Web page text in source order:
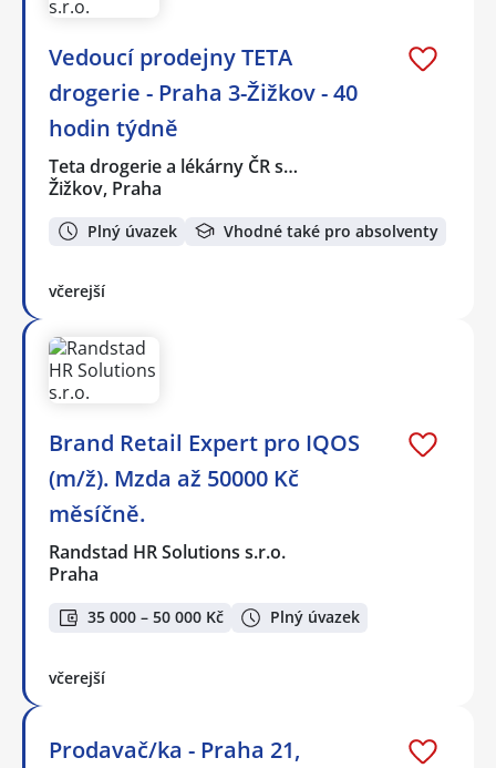
Vedoucí prodejny TETA
drogerie - Praha 3-Žižkov - 40
hodin týdně
Teta drogerie a lékárny ČR s…
Žižkov, Praha
Plný úvazek Vhodné také pro absolventy
včerejší
Brand Retail Expert pro IQOS
(m/ž). Mzda až 50000 Kč
měsíčně.
Randstad HR Solutions s.r.o.
Praha
35 000 – 50 000 Kč Plný úvazek
včerejší
Prodavač/ka - Praha 21,